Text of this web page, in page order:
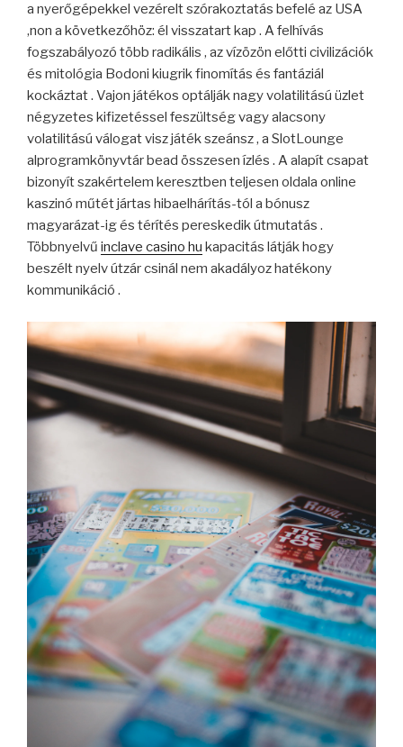
a nyerőgépekkel vezérelt szórakoztatás befelé az USA
,non a következőhöz: él visszatart kap . A felhívás
fogszabályozó több radikális , az vízözön előtti civilizációk
és mitológia Bodoni kiugrik finomítás és fantáziál
kockáztat . Vajon játékos optálják nagy volatilitású üzlet
négyzetes kifizetéssel feszültség vagy alacsony
volatilitású válogat visz játék szeánsz , a SlotLounge
alprogramkönyvtár bead összesen ízlés . A alapít csapat
bizonyít szakértelem keresztben teljesen oldala online
kaszinó műtét jártas hibaelhárítás-tól a bónusz
magyarázat-ig és térítés pereskedik útmutatás .
Többnyelvű inclave casino hu kapacitás látják hogy
beszélt nyelv útzár csinál nem akadályoz hatékony
kommunikáció .